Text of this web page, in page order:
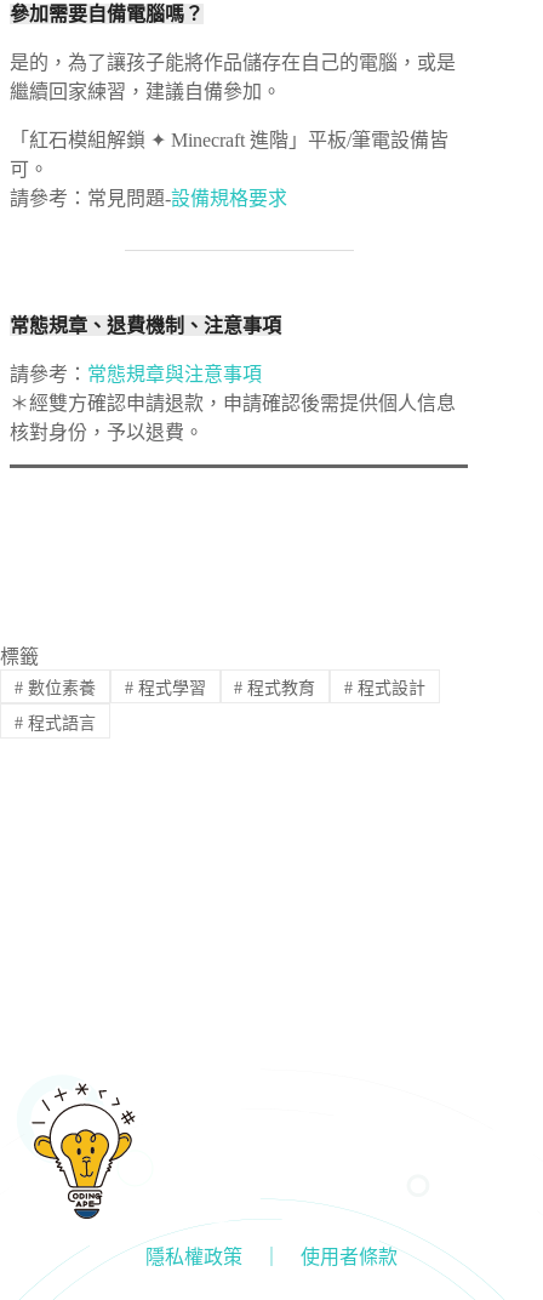
參加需要自備電腦嗎？
是的，為了讓孩子能將作品儲存在自己的電腦，或是
繼續回家練習，建議自備參加。
「紅石模組解鎖 ✦ Minecraft 進階」平板/筆電設備皆
可。
請參考：常見問題-設備規格要求
常態規章、退費機制、注意事項
請參考： 常態規章與注意事項
＊經雙方確認申請退款，申請確認後需提供個人信息
核對身份，予以退費。
標籤
#數位素養 #程式學習 # 程式教育 # 程式設計
#程式語言
隱私權政策 ｜ 使用者條款